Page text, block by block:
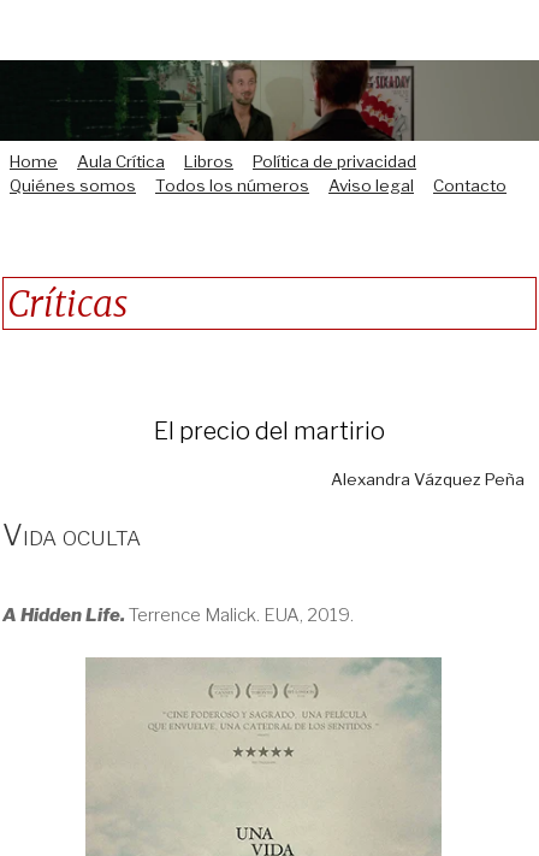
Home Aula Crítica Libros
Política de privacidad
Quiénes somos
Todos los números Aviso legal Contacto
Críticas
El precio del martirio
Alexandra Vázquez Peña
Vida oculta
A Hidden Life. Terrence Malick. EUA, 2019.